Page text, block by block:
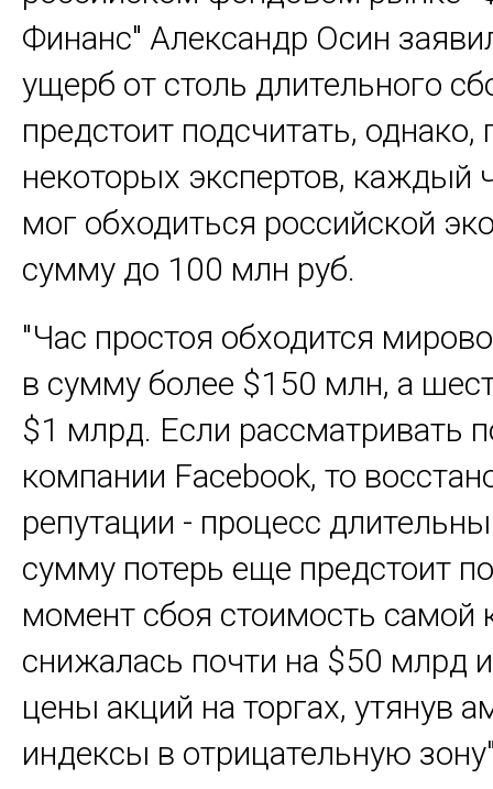
Финанс" Александр Осин
ущерб от столь длительного
предстоит подсчитать,
некоторых экспертов, каждый
мог обходиться российской
сумму до 100 млн руб.
"Час простоя обходится
в сумму более $150 млн, а
$1 млрд. Если рассматривать
компании Facebook, то
репутации - процесс
сумму потерь еще предстоит
момент сбоя стоимость самой
снижалась почти на $50 млрд
цены акций на торгах, утянув
индексы в отрицательную